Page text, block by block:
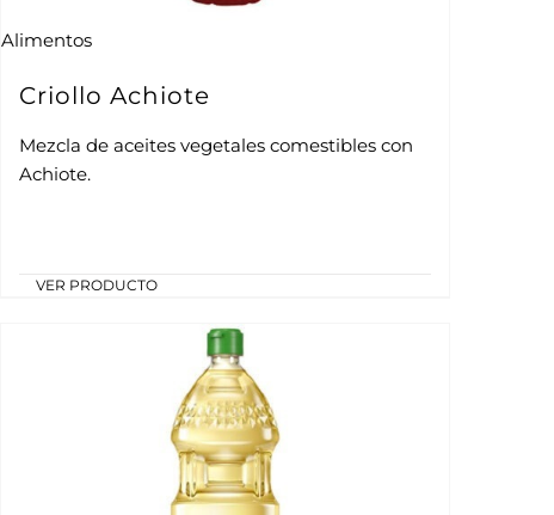
Alimentos
Criollo Achiote
Mezcla de aceites vegetales comestibles con
Achiote.
VER PRODUCTO